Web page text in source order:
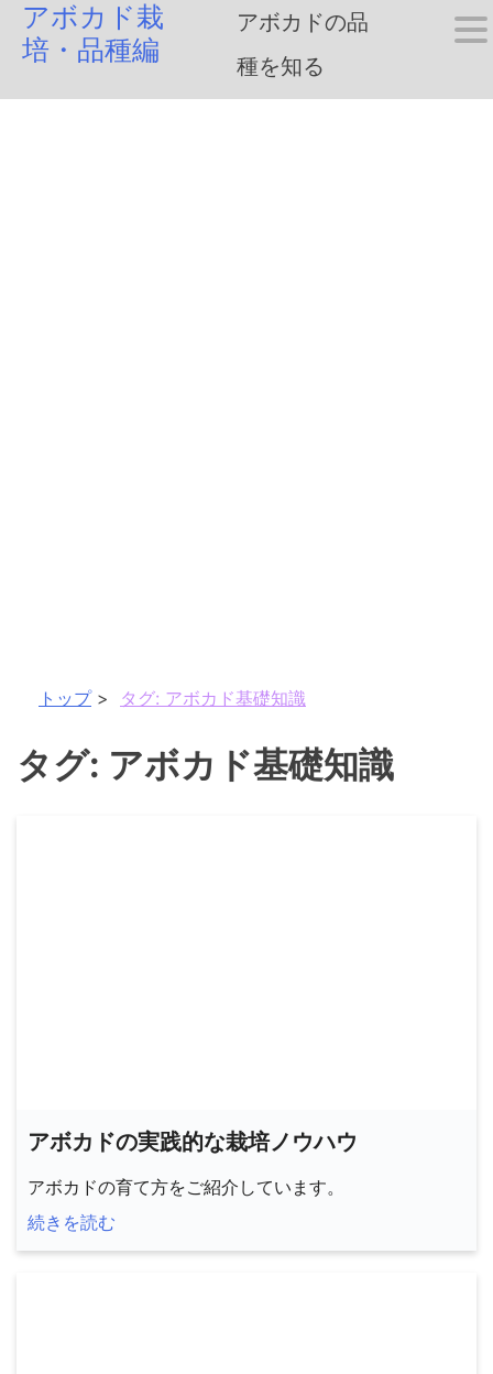
Skipアボカド栽
培・品種編
アボカドの品
種を知る
トップ タグ: アボカド基礎知識
タグ: アボカド基礎知識
アボカドの実践的な栽培ノウハウ
アボカドの育て方をご紹介しています。
続きを読む